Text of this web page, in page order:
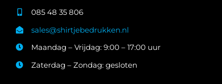
085 48 35 806
sales@shirtjebedrukken.nl
Maandag – Vrijdag: 9:00 – 17:00 uur
Zaterdag – Zondag: gesloten